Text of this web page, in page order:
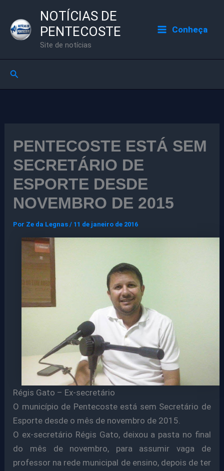
para
NOTÍCIAS DE
PENTECOSTE
Site de notícias
Conheça
Pesquisar
PENTECOSTE ESTÁ SEM
SECRETÁRIO DE
ESPORTE DESDE
NOVEMBRO DE 2015
Por Ze da Legnas/ 11 de janeiro de 2016
Régis Gato – Ex-secretário
O município de Pentecoste está sem Secretário de
Esporte desde o mês de novembro de 2015.
O ex-secretário Régis Gato, deixou a pasta no final
do mês de novembro, para assumir vaga de
professor na rede municipal de ensino, depois de ter